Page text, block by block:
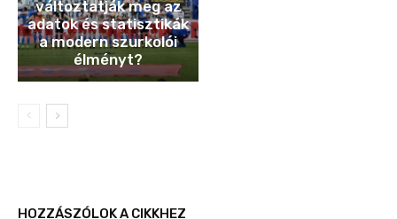
változtatják meg az
adatok és statisztikák
a modern szurkolói
élményt?
HOZZÁSZÓLOK A CIKKHEZ